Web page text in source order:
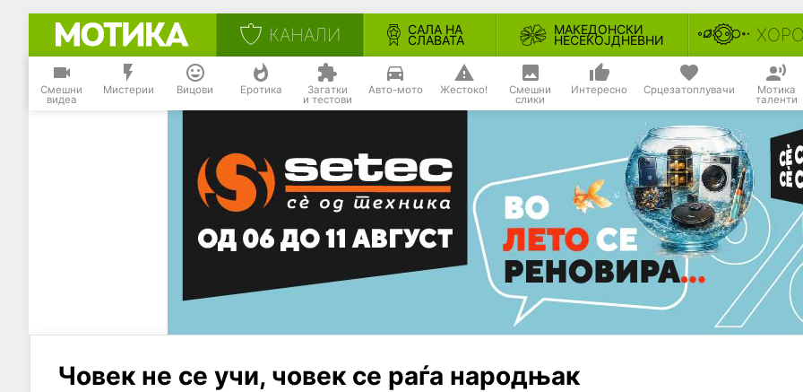
КАНАЛИ САЛА НА
СЛАВАТА
МАКЕДОНСКИ
НЕСЕКОЈДНЕВНИ
Смешни
видеа
Мистерии Вицови Еротика Загатки
и тестови
Авто-мото Жестоко! Смешни
слики
Интересно Срцезатоплувачи Мотика
таленти
Човек не се учи, човек се раѓа народњак